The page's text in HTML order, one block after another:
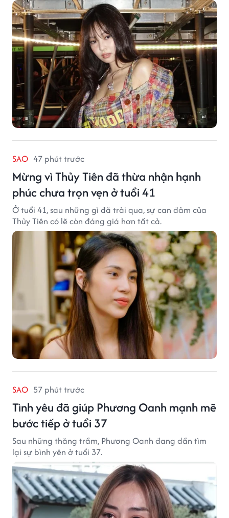
SAO 47 phút trước
Mừng vì Thủy Tiên đã thừa nhận hạnh
phúc chưa trọn vẹn ở tuổi 41
Ở tuổi 41, sau những gì đã trải qua, sự can đảm của
Thủy Tiên có lẽ còn đáng giá hơn tất cả.
SAO 57 phút trước
Tình yêu đã giúp Phương Oanh mạnh mẽ
bước tiếp ở tuổi 37
Sau những thăng trầm, Phương Oanh đang dần tìm
lại sự bình yên ở tuổi 37.